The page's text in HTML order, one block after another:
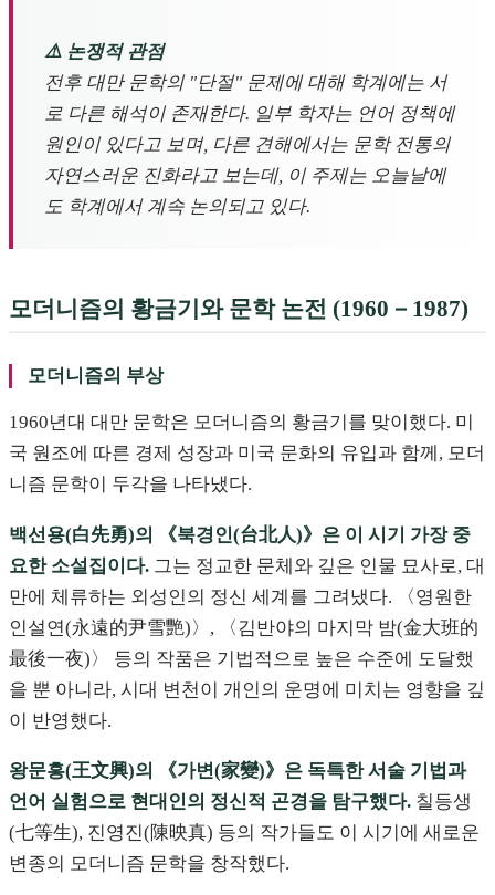
⚠️ 논쟁적 관점
전후 대만 문학의 "단절" 문제에 대해 학계에는 서
로 다른 해석이 존재한다. 일부 학자는 언어 정책에
원인이 있다고 보며, 다른 견해에서는 문학 전통의
자연스러운 진화라고 보는데, 이 주제는 오늘날에
도 학계에서 계속 논의되고 있다.
모더니즘의 황금기와 문학 논전 (1960－1987)
모더니즘의 부상
1960년대 대만 문학은 모더니즘의 황금기를 맞이했다. 미
국 원조에 따른 경제 성장과 미국 문화의 유입과 함께, 모더
니즘 문학이 두각을 나타냈다.
백선용(白先勇)의 《북경인(台北人)》은 이 시기 가장 중
요한 소설집이다. 그는 정교한 문체와 깊은 인물 묘사로, 대
만에 체류하는 외성인의 정신 세계를 그려냈다. 〈영원한
인설연(永遠的尹雪艷)〉, 〈김반야의 마지막 밤(金大班的
最後一夜)〉 등의 작품은 기법적으로 높은 수준에 도달했
을 뿐 아니라, 시대 변천이 개인의 운명에 미치는 영향을 깊
이 반영했다.
왕문흥(王文興)의 《가변(家變)》은 독특한 서술 기법과
언어 실험으로 현대인의 정신적 곤경을 탐구했다. 칠등생
(七等生), 진영진(陳映真) 등의 작가들도 이 시기에 새로운
변종의 모더니즘 문학을 창작했다.